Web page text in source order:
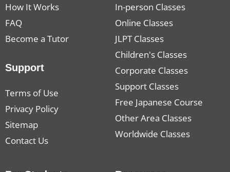
How It Works
FAQ
Become a Tutor
Support
Terms of Use
Privacy Policy
Sitemap
Contact Us
In-person Classes
Online Classes
JLPT Classes
Children's Classes
Corporate Classes
Support Classes
Free Japanese Course
Other Area Classes
Worldwide Classes